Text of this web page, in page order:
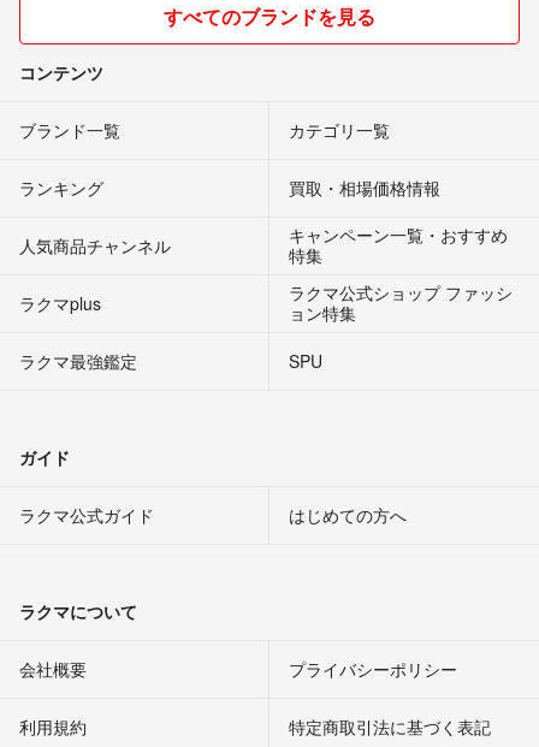
すべてのブランドを見る
コンテンツ
ブランド一覧 カテゴリ一覧
ランキング 買取・相場価格情報
人気商品チャンネル
キャンペーン一覧・おすすめ
特集
ラクマplus
ラクマ公式ショップ ファッシ
ョン特集
ラクマ最強鑑定
SPU
ガイド
ラクマ公式ガイド はじめての方へ
ラクマについて
会社概要 プライバシーポリシー
利用規約 特定商取引法に基づく表記